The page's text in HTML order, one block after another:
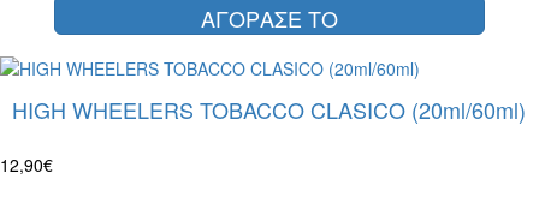
ΑΓΟΡΑΣΕ ΤΟ
HIGH WHEELERS TOBACCO CLASICO (20ml/60ml)
12,90€